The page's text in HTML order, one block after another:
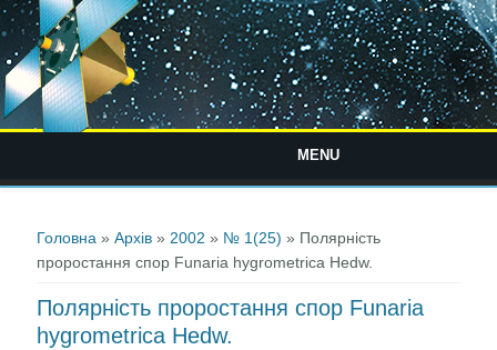
MENU
Головна »Архів » 2002 » № 1(25) » Полярність
проростання спор Funaria hygrometrica Hedw.
Полярність проростання спор Funaria
hygrometrica Hedw.